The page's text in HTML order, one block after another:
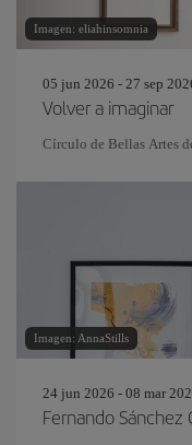
Imagen: eliahinsomnia
05 jun 2026 - 27 sep
Volver a imaginar
Círculo de Bellas Artes
Imagen: AnnaStills
24 jun 2026 - 08 mar
Fernando Sánchez